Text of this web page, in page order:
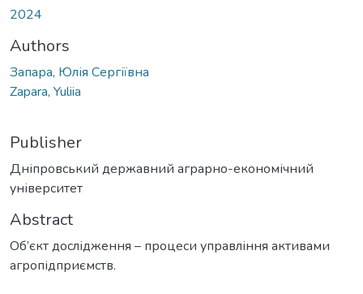
2024
Authors
Запара, Юлія Сергіївна
Zapara, Yuliia
Publisher
Дніпровський державний аграрно-економічний
університет
Abstract
Об’єкт дослідження – процеси управління активами
агропідприємств.